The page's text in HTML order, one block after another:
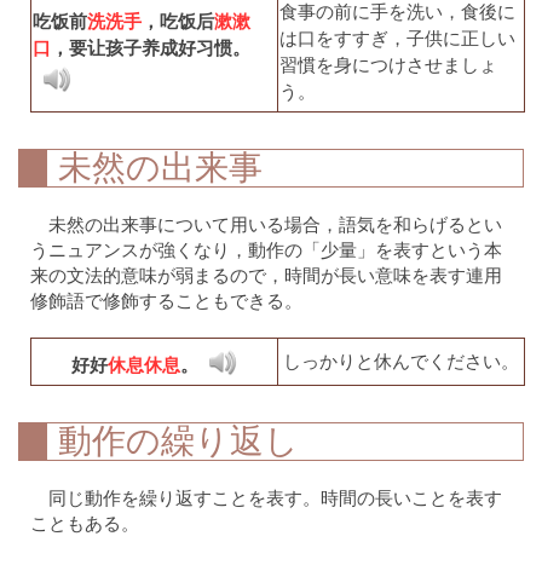
吃饭前洗洗手 ，吃饭后漱漱
口 ，要让孩子养成好习惯。
食事の前に手を洗い，食後に
は口をすすぎ，子供に正しい
習慣を身につけさせましょ
う。
未然の出来事
未然の出来事について用いる場合，語気を和らげるとい
うニュアンスが強くなり，動作の「少量」を表すという本
来の文法的意味が弱まるので，時間が長い意味を表す連用
修飾語で修飾することもできる。
好好休息休息。 しっかりと休んでください。
動作の繰り返し
同じ動作を繰り返すことを表す。時間の長いことを表す
こともある。